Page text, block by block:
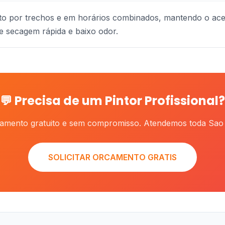
por trechos e em horários combinados, mantendo o
secagem rápida e baixo odor.
💬 Precisa de um Pintor Profissional?
gratuito e sem compromisso. Atendemos toda
SOLICITAR ORCAMENTO GRATIS